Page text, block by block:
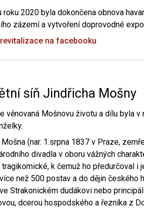
roku 2020 byla dokončena obnova
zázemí a vytvoření doprovodné
na facebooku
síň Jindřicha Mošny
věnovaná Mošnovu životu a dílu byla
(nar. 1.srpna 1837 v Praze,
divadla v oboru vážných
k čemuž ho předurčoval i
než 500 postav a do dějin českého
Strakonickém dudákovi nebo
dcerou hospodského a řezníka z